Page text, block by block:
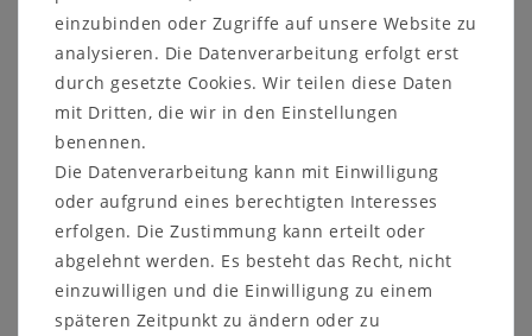
Oberfläche:
Massivholz stabverleimt
Informationen zum Möbelstück:
Maße:
Breite: 178,0 cm
Höhe: 151,2 cm
einzubinden oder Zugriffe auf unsere Website zu
analysieren. Die Datenverarbeitung erfolgt erst
durch gesetzte Cookies. Wir teilen diese Daten
mit Dritten, die wir in den Einstellungen
benennen.
Die Datenverarbeitung kann mit Einwilligung
oder aufgrund eines berechtigten Interesses
erfolgen. Die Zustimmung kann erteilt oder
abgelehnt werden. Es besteht das Recht, nicht
einzuwilligen und die Einwilligung zu einem
späteren Zeitpunkt zu ändern oder zu